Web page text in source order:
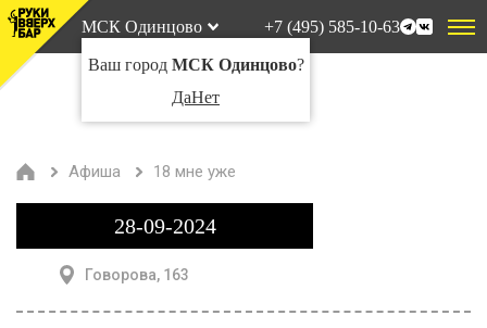
МСК Одинцово
Ваш город МСК Одинцово?
ДаНет
+7 (495) 585-10-63
Афиша 18 мне уже
28-09-2024
Говорова, 163